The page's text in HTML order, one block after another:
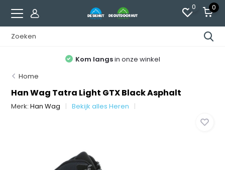
0 0
Kom langsin onze winkel
Home
Han Wag Tatra Light GTX Black Asphalt
Merk:Han Wag Bekijk alles Heren